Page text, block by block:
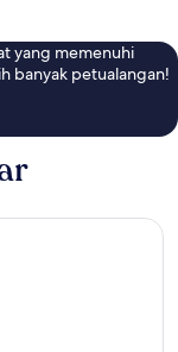
yang memenuhi
banyak petualangan!